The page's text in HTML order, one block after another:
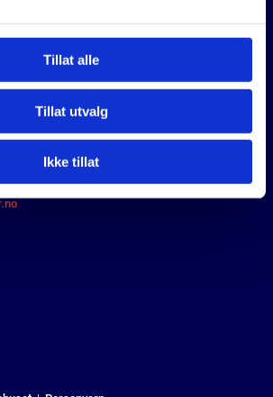
Tillat alle
Tillat utvalg
Ikke tillat